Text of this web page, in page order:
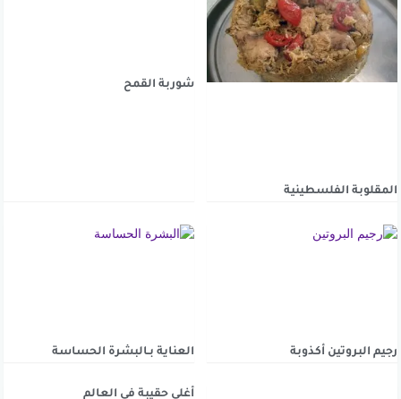
المقلوبة الفلسطينية
شوربة القمح
رجيم البروتين أكذوبة العناية بـالبشرة الحساسة
أغلى حقيبة في العالم